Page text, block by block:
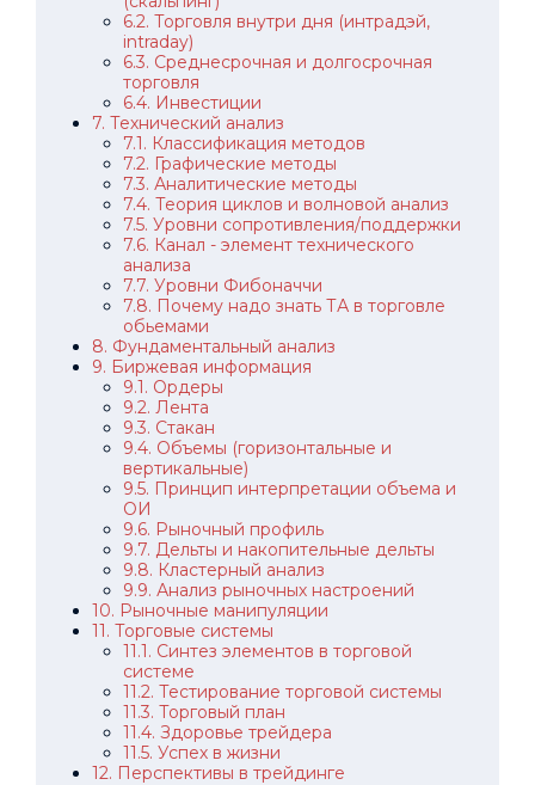
6.2. Торговля внутри дня (интрадэй,
intraday)
6.3. Среднесрочная и долгосрочная
торговля
6.4. Инвестиции
7. Технический анализ
7.1. Классификация методов
7.2. Графические методы
7.3. Аналитические методы
7.4. Теория циклов и волновой анализ
7.5. Уровни сопротивления/поддержки
7.6. Канал - элемент технического
анализа
7.7. Уровни Фибоначчи
7.8. Почему надо знать ТА в торговле
обьемами
8. Фундаментальный анализ
9. Биржевая информация
9.1. Ордеры
9.2. Лента
9.3. Стакан
9.4. Объемы (горизонтальные и
вертикальные)
9.5. Принцип интерпретации объема и
ОИ
9.6. Рыночный профиль
9.7. Дельты и накопительные дельты
9.8. Кластерный анализ
9.9. Анализ рыночных настроений
10. Рыночные манипуляции
11. Торговые системы
11.1. Синтез элементов в торговой
системе
11.2. Тестирование торговой системы
11.3. Торговый план
11.4. Здоровье трейдера
11.5. Успех в жизни
12. Перспективы в трейдинге